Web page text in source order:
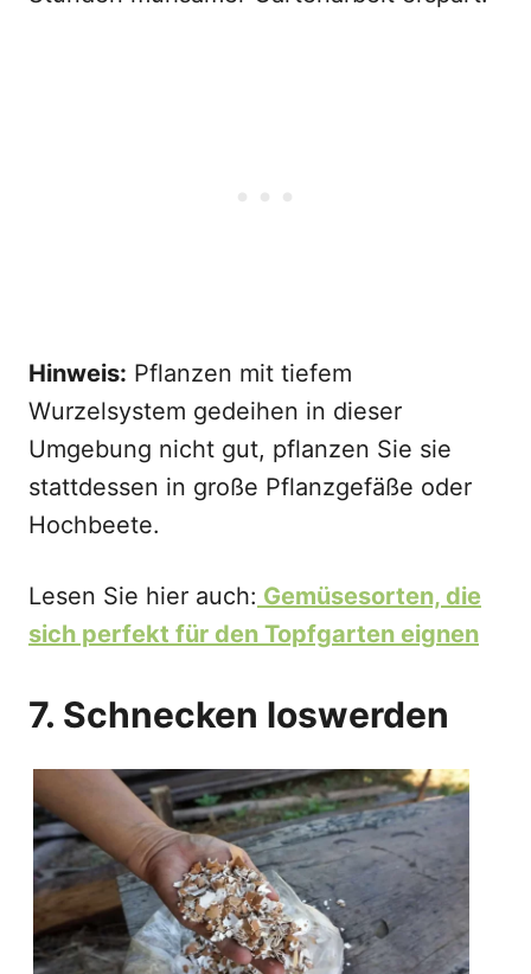
Hinweis: Pflanzen mit tiefem
Wurzelsystem gedeihen in dieser
Umgebung nicht gut, pflanzen Sie sie
stattdessen in große Pflanzgefäße oder
Hochbeete.
Lesen Sie hier auch: Gemüsesorten, die
sich perfekt für den Topfgarten eignen
7. Schnecken loswerden